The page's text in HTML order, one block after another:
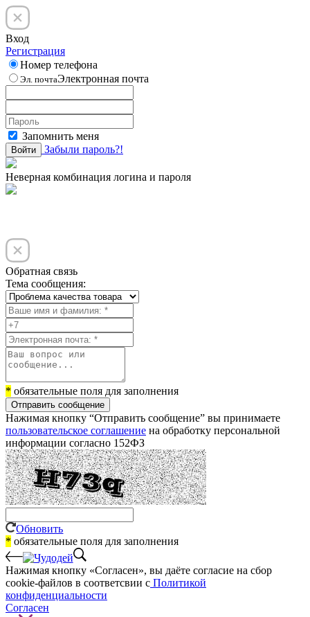
Вход
Регистрация
Номер телефона
Эл. почтаЭлектронная почта
Запомнить меня
Войти Забыли пароль?!
Неверная комбинация логина и пароля
Обратная связь
Тема сообщения:
* обязательные поля для заполнения
Отправить сообщение
Нажимая кнопку “Отправить сообщение” вы принимаете
пользовательское соглашение на обработку персональной
информации согласно 152ФЗ
Обновить
* обязательные поля для заполнения
Нажимая кнопку «Согласен», вы даёте cогласие на сбор
cookie-файлов в соответсвии с Политикой
конфиденциальности
Согласен